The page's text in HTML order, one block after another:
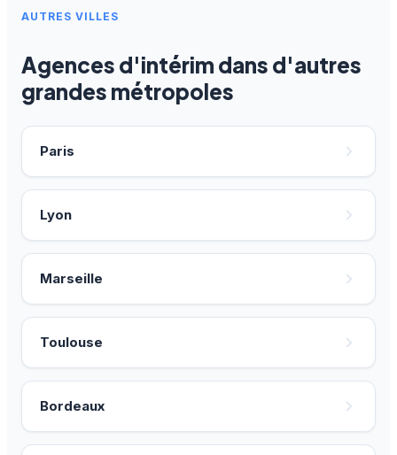
AUTRES VILLES
Agences d'intérim dans d'autres
grandes métropoles
Paris
Lyon
Marseille
Toulouse
Bordeaux